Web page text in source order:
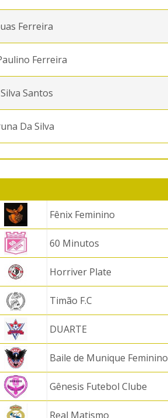
Ferreira
Ferreira
Santos
Da Silva
Fênix Feminino
60 Minutos
Horriver Plate
Timão F.C
DUARTE
Baile de Munique Feminino
Gênesis Futebol Clube
Real Matismo